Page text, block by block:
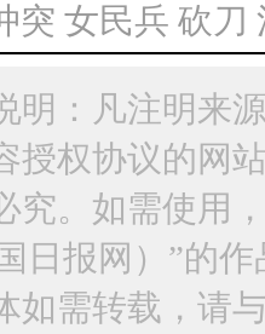
突 女民兵 砍刀
明：凡注明来
授权协议的网
究。如需使用
日报网）”的
如需转载，请